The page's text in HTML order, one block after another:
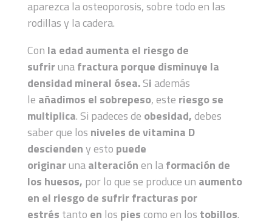
aparezca la osteoporosis, sobre todo en las
rodillas y la cadera.
Con la edad aumenta el riesgo de
sufrirunafractura porque disminuye la
densidad mineral ósea.Siademás
le añadimos el sobrepeso, este riesgo se
multiplica. Si padeces de obesidad,debes
saber que los niveles de vitamina D
desciendeny esto puede
originarunaalteraciónen laformación de
los huesos, por lo que se produce un aumento
en el riesgo de sufrir fracturas por
estrés tanto en los piescomo en los tobillos.